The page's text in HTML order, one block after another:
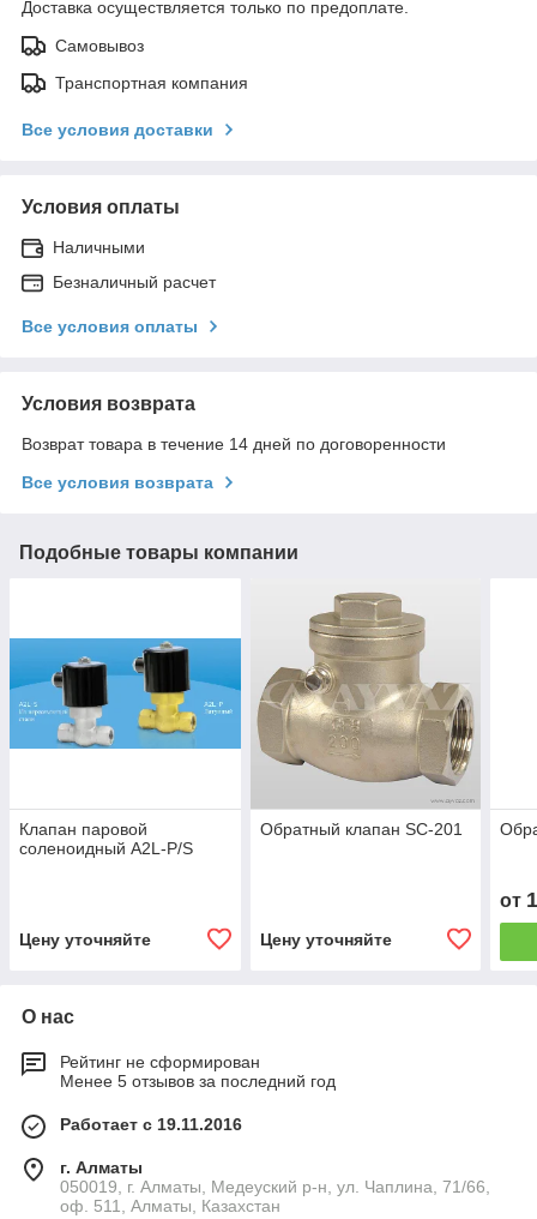
Доставка осуществляется только по предоплате.
Самовывоз
Транспортная компания
Все условия доставки
Условия оплаты
Наличными
Безналичный расчет
Все условия оплаты
Условия возврата
Возврат товара в течение 14 дней по договоренности
Все условия возврата
Подобные товары компании
Клапан паровой
соленоидный A2L-P/S
Цену уточняйте
Обратный клапан SC-201
Цену уточняйте
от
О нас
Рейтинг не сформирован
Менее 5 отзывов за последний год
Работает с 19.11.2016
г. Алматы
050019, г. Алматы, Медеуский р-н, ул. Чаплина, 71/66,
оф. 511, Алматы, Казахстан